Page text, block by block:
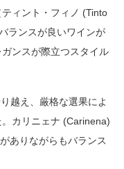
ィント・フィノ (Tinto
ランスが良いワインが
ンスが際立つスタイル
越え、厳格な選果によ
カリニェナ (Carinena)
ありながらもバランス